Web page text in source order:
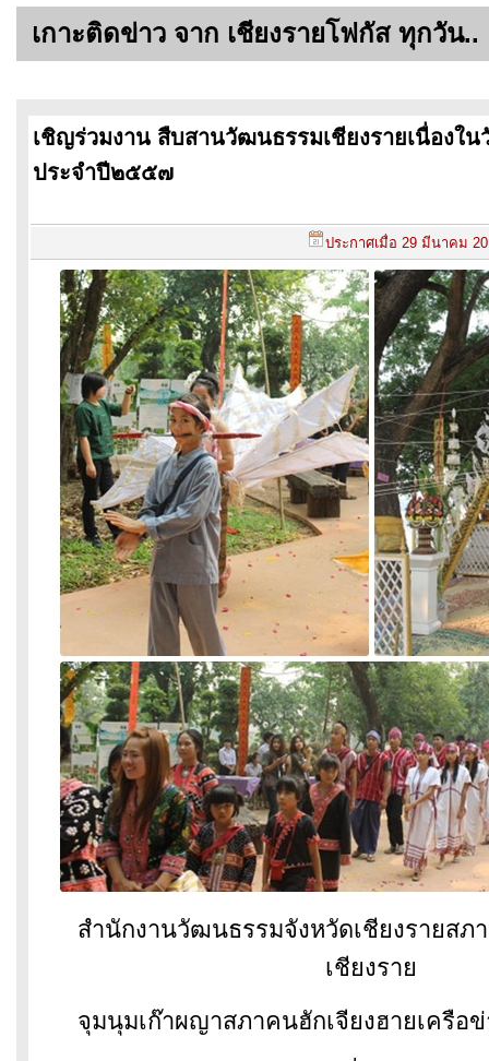
เกาะติดข่าว จาก เชียงรายโฟกัส ทุกวัน..
เชิญร่วมงาน สืบสานวัฒนธรรมเชียงรายเนื่องใ
ประจำปี๒๕๕๗
ประกาศเมื่อ 29 มีนาคม
สำนักงานวัฒนธรรมจังหวัดเชียงรายสภ
เชียงราย
จุมนุมเก๊าผญาสภาคนฮักเจียงฮายเครือ